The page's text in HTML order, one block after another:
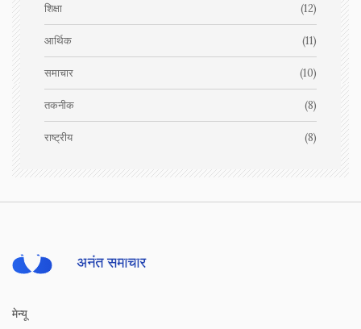
शिक्षा (12)
आर्थिक (11)
समाचार (10)
तकनीक (8)
राष्ट्रीय (8)
मेन्यू